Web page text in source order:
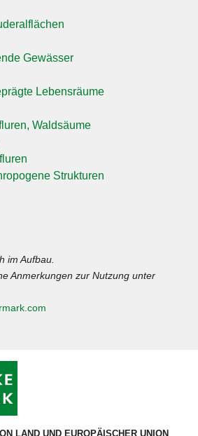
Gewässer
Lebensräume
Waldsäume
Strukturen
im Aufbau.
Anmerkungen zur Nutzung unter
LAND UND EUROPÄISCHER UNION